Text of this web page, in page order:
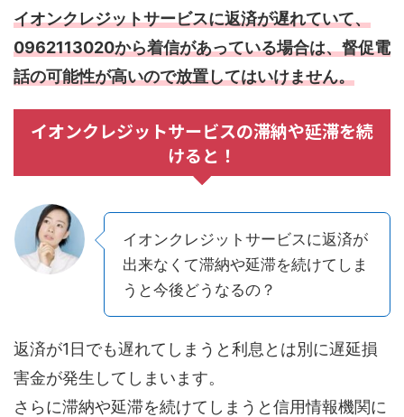
イオンクレジットサービスに返済が遅れていて、
0962113020から着信があっている場合は、督促電
話の可能性が高いので放置してはいけません。
イオンクレジットサービスの滞納や延滞を続
けると！
イオンクレジットサービスに返済が
出来なくて滞納や延滞を続けてしま
うと今後どうなるの？
返済が1日でも遅れてしまうと利息とは別に遅延損
害金が発生してしまいます。
さらに滞納や延滞を続けてしまうと信用情報機関に